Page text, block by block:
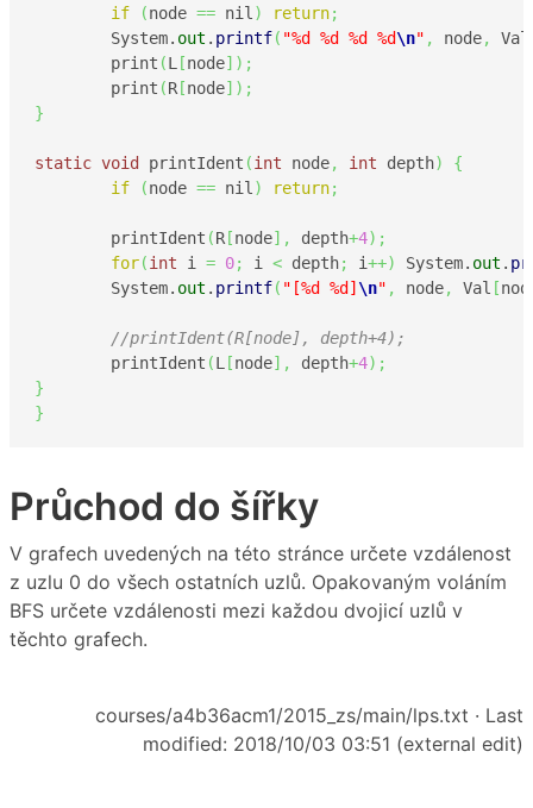
if
(node == nil ) return;
	System.
out . printf( "%d %d %d %d\n" , node, Val
	print
(L [node] ) ;
	print
(R [node] ) ;
}
static void printIdent (int node, int depth)
{
if
(node == nil ) return;
	printIdent
(R [node] , depth+4) ;
for(int i = 0; i < depth; i++) System. out .
	System.
out . printf( "[%d %d] \n" , node, Val [
//printIdent(R[node], depth+4);
	printIdent
(L [node] , depth+4) ;
}
}
Průchod do šířky
V grafech uvedených na této stránce určete vzdálenost
z uzlu 0 do všech ostatních uzlů. Opakovaným voláním
BFS určete vzdálenosti mezi každou dvojicí uzlů v
těchto grafech.
courses/a4b36acm1/2015_zs/main/lps.txt · Last
modified: 2018/10/03 03:51 (external edit)